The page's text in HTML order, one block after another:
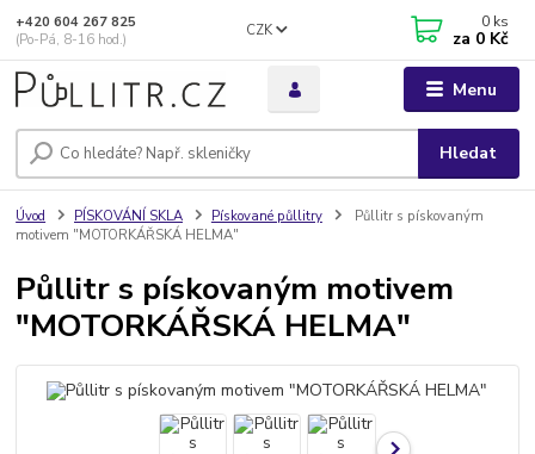
Menu
CZK
Hledat
+420 604 267 825
(Po-Pá, 8-16 hod.)
0 ks
za 0 Kč
Úvod PÍSKOVÁNÍ SKLA Pískované půllitry
Půllitr s pískovaným
motivem "MOTORKÁŘSKÁ HELMA"
Půllitr s pískovaným motivem
"MOTORKÁŘSKÁ HELMA"